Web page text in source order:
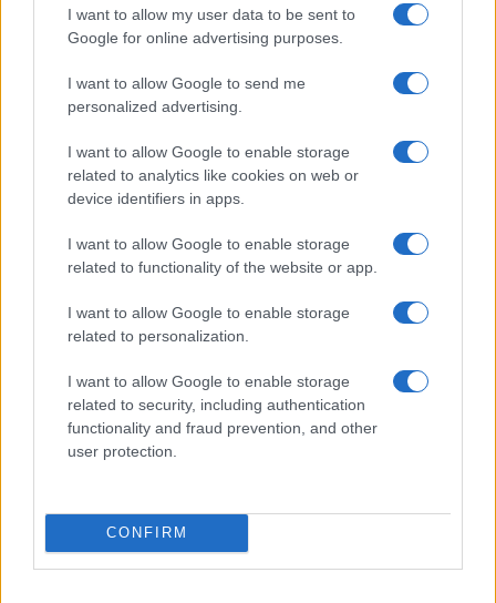
I want to allow my user data to be sent to
Google for online advertising purposes.
I want to allow Google to send me
personalized advertising.
I want to allow Google to enable storage
related to analytics like cookies on web or
device identifiers in apps.
I want to allow Google to enable storage
related to functionality of the website or app.
I want to allow Google to enable storage
related to personalization.
I want to allow Google to enable storage
related to security, including authentication
functionality and fraud prevention, and other
user protection.
CONFIRM
affrontare il problema dell’esclusione sociale di
una parte considerevole della sua popolazione.
Un ragionamento simile, anche in assenza di dati
certi, può essere trasferito anche in Italia. Nel
nostro Paese, considerato che ancora (dati BCE)
circa metà delle transazioni vengono fatte in
contanti, è presupponibile che gli eventuali
riguarderebbero più degli 8,7 milioni di cittadini
Nonostante questo, le contingenze sanitarie
attuali, le esigenze economiche e la ormai strenua
procedure inducono, per ragioni di sicurezza ma
non solo, a preferire i pagamenti tramite
strumenti elettronici come, ad esempio, le carte di